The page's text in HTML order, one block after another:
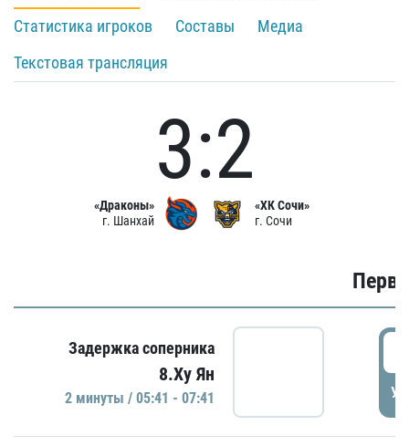
Статистика игроков
Составы
Медиа
Текстовая трансляция
«Драконы»
г. Шанхай
3:2
«ХК Сочи»
г. Сочи
Задержка соперника
8.Ху Ян
2 минуты / 05:41 - 07:41